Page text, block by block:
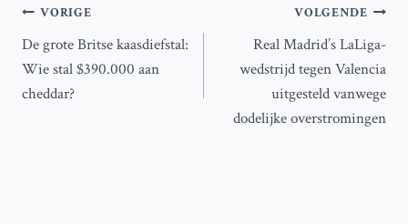
Bericht
navigatie
VORIGE
De grote Britse kaasdiefstal:
Wie stal $390.000 aan
cheddar?
VOLGENDE
Real Madrid’s LaLiga-
wedstrijd tegen Valencia
uitgesteld vanwege
dodelijke overstromingen